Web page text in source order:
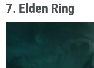
7. Elden Ring